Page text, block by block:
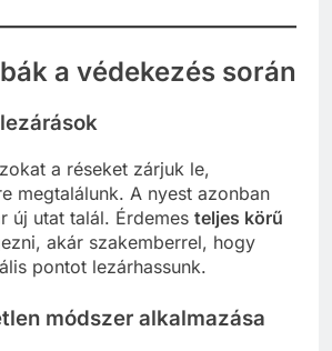
a védekezés során
a réseket zárjuk le,
megtalálunk. A nyest azonban
új utat talál. Érdemes teljes körű
akár szakemberrel, hogy
pontot lezárhassunk.
módszer alkalmazása